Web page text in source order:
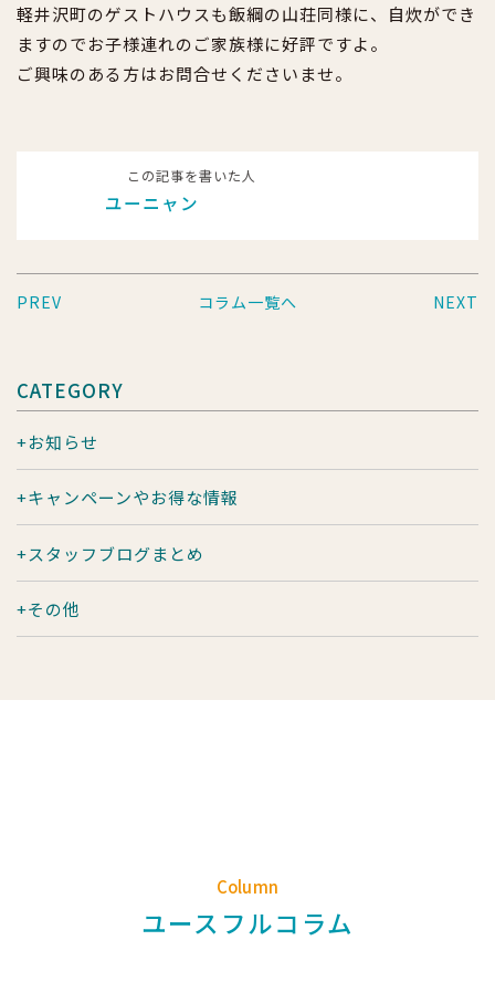
軽井沢町のゲストハウスも飯綱の山荘同様に、自炊ができ
ますのでお子様連れのご家族様に好評ですよ。
ご興味のある方はお問合せくださいませ。
この記事を書いた人
ユーニャン
PREV コラム一覧へ NEXT
CATEGORY
お知らせ
キャンペーンやお得な情報
スタッフブログまとめ
その他
Column
ユースフルコラム